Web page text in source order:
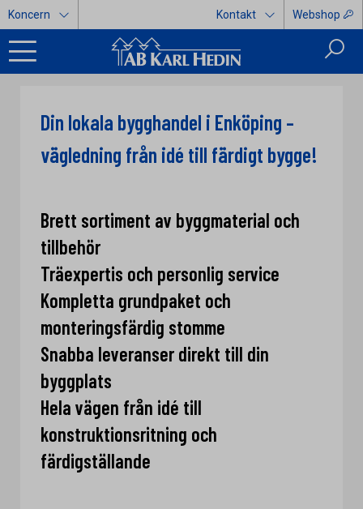
Koncern Kontakt Webshop
Din lokala bygghandel i Enköping –
vägledning från idé till färdigt bygge!
Brett sortiment av byggmaterial och
tillbehör
Träexpertis och personlig service
Kompletta grundpaket och
monteringsfärdig stomme
Snabba leveranser direkt till din
byggplats
Hela vägen från idé till
konstruktionsritning och
färdigställande